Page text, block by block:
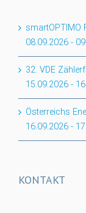
smartOPTIMO
08.09.2026 -
32. VDE
15.09.2026 -
Österreichs
16.09.2026 -
KONTAKT